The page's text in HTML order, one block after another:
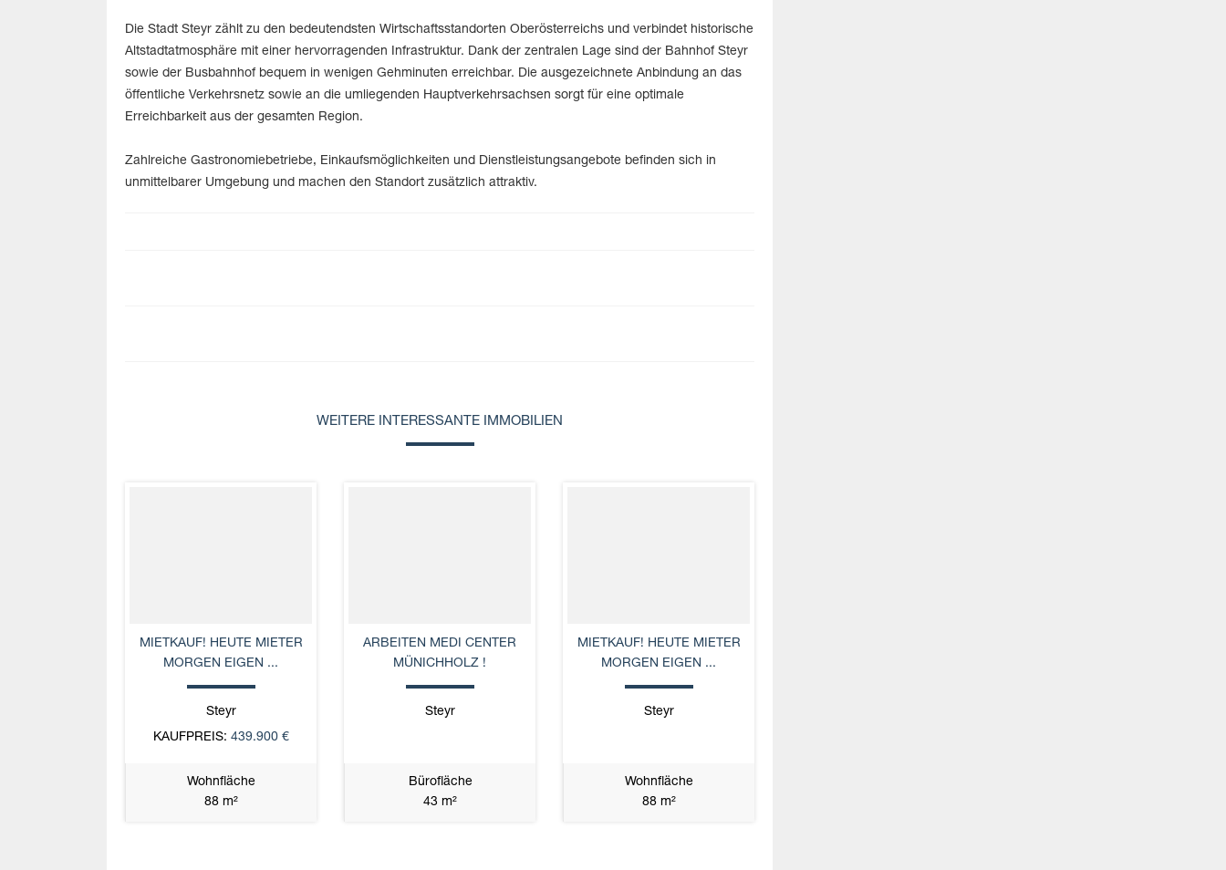
Die Stadt Steyr zählt zu den bedeutendsten Wirtschaftsstandorten Oberösterreichs und verbindet historische
Altstadtatmosphäre mit einer hervorragenden Infrastruktur. Dank der zentralen Lage sind der Bahnhof Steyr
sowie der Busbahnhof bequem in wenigen Gehminuten erreichbar. Die ausgezeichnete Anbindung an das
öffentliche Verkehrsnetz sowie an die umliegenden Hauptverkehrsachsen sorgt für eine optimale
Erreichbarkeit aus der gesamten Region.
Zahlreiche Gastronomiebetriebe, Einkaufsmöglichkeiten und Dienstleistungsangebote befinden sich in
unmittelbarer Umgebung und machen den Standort zusätzlich attraktiv.
WEITERE INTERESSANTE IMMOBILIEN
MIETKAUF! HEUTE MIETER
MORGEN EIGEN ...
Steyr
KAUFPREIS: 439.900 €
Wohnfläche
88 m²
ARBEITEN MEDI CENTER
MÜNICHHOLZ !
Steyr
Bürofläche
43 m²
MIETKAUF! HEUTE MIETER
MORGEN EIGEN ...
Steyr
Wohnfläche
88 m²